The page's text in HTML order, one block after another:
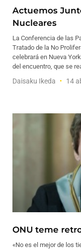
Actuemos
Nucleares
La Conferencia de las
Tratado de la No
celebrará en Nueva
del encuentro, que se
Daisaku Ikeda 14
ONU teme
«No es el mejor de los